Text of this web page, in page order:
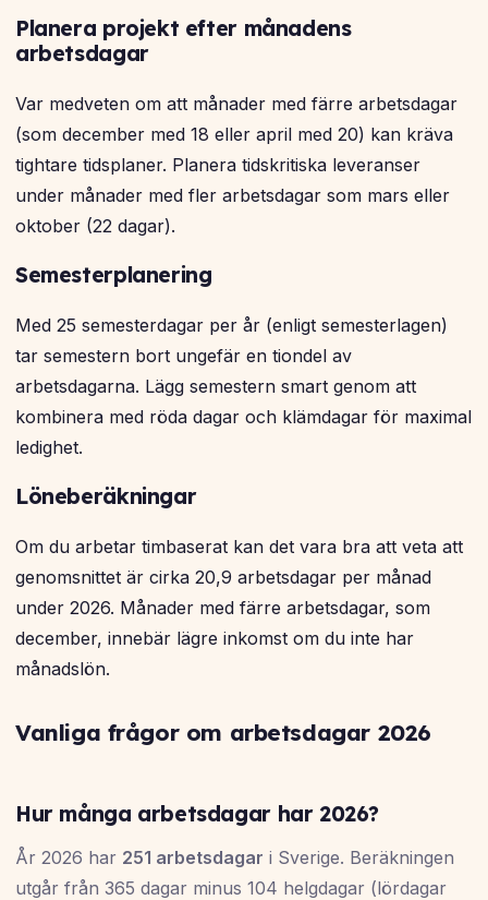
Planera projekt efter månadens
arbetsdagar
Var medveten om att månader med färre arbetsdagar
(som december med 18 eller april med 20) kan kräva
tightare tidsplaner. Planera tidskritiska leveranser
under månader med fler arbetsdagar som mars eller
oktober (22 dagar).
Semesterplanering
Med 25 semesterdagar per år (enligt semesterlagen)
tar semestern bort ungefär en tiondel av
arbetsdagarna. Lägg semestern smart genom att
kombinera med röda dagar och klämdagar för maximal
ledighet.
Löneberäkningar
Om du arbetar timbaserat kan det vara bra att veta att
genomsnittet är cirka 20,9 arbetsdagar per månad
under 2026. Månader med färre arbetsdagar, som
december, innebär lägre inkomst om du inte har
månadslön.
Vanliga frågor om arbetsdagar 2026
Hur många arbetsdagar har 2026?
År 2026 har 251 arbetsdagar i Sverige. Beräkningen
utgår från 365 dagar minus 104 helgdagar (lördagar